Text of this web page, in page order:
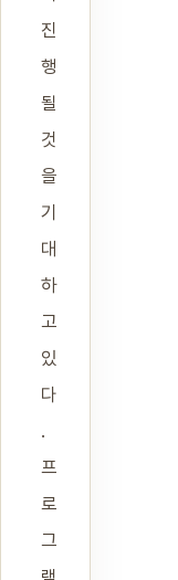
진
행
될
것
을
기
대
하
고
있
다
.
프
로
그